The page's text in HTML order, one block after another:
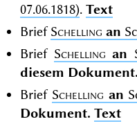
07.06.1818). Text
BriefSchelling an
Brief Schelling an
diesem Dokument.
Brief Schelling an
Dokument. Text